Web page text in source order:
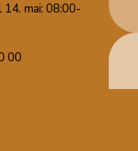
mai: 08:00-
00